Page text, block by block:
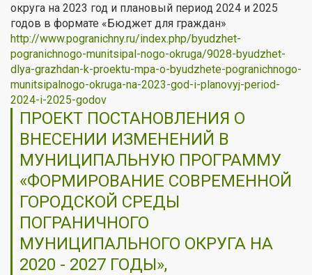
округа на 2023 год и плановый период 2024 и 2025
годов в формате «Бюджет для граждан»
http://www.pogranichny.ru/index.php/byudzhet-
pogranichnogo-munitsipal-nogo-okruga/9028-byudzhet-
dlya-grazhdan-k-proektu-mpa-o-byudzhete-pogranichnogo-
munitsipalnogo-okruga-na-2023-god-i-planovyj-period-
2024-i-2025-godov
ПРОЕКТ ПОСТАНОВЛЕНИЯ О
ВНЕСЕНИИ ИЗМЕНЕНИЙ В
МУНИЦИПАЛЬНУЮ ПРОГРАММУ
«ФОРМИРОВАНИЕ СОВРЕМЕННОЙ
ГОРОДСКОЙ СРЕДЫ
ПОГРАНИЧНОГО
МУНИЦИПАЛЬНОГО ОКРУГА НА
2020 - 2027 ГОДЫ»,